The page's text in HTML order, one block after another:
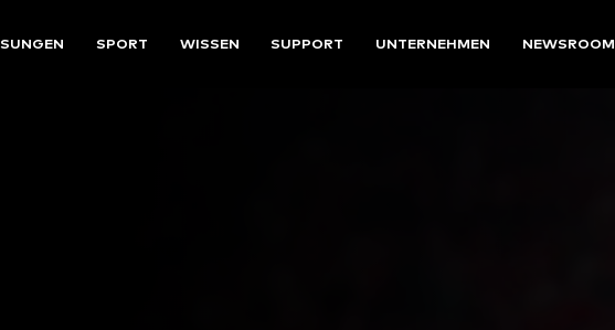
SPORT WISSEN SUPPORT UNTERNEHMEN NEWSROOM